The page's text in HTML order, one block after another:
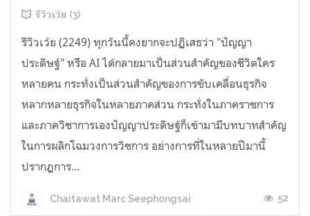
รีวิวเว้ย (3)
รีวิวเว้ย (2249) ทุกวันนี้คงยากจะปฏิเสธว่า "ปัญญา
ประดิษฐ์" หรือ AI ได้กลายมาเป็นส่วนสำคัญของชีวิตใคร
หลายคน กระทั่งเป็นส่วนสำคัญของการขับเคลื่อนธุรกิจ
หลากหลายธุรกิจในหลายภาคส่วน กระทั่งในภาคราชการ
และภาควิชาการเองปัญญาประดิษฐ์ก็เข้ามามีบทบาทสำคัญ
ในการผลิกโฉมวงการวิชการ อย่างการที่ในหลายปีมานี้
ปรากฏการ...
Chaitawat Marc Seephongsai 52